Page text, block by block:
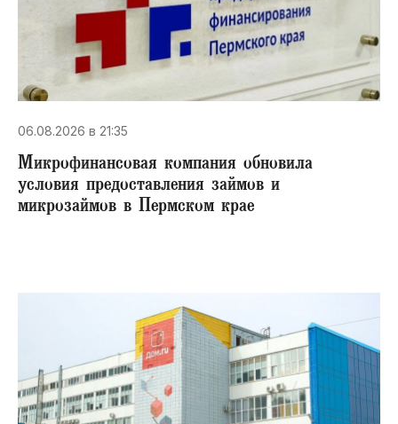
06.08.2026 в 21:35
Микрофинансовая компания обновила
условия предоставления займов и
микрозаймов в Пермском крае